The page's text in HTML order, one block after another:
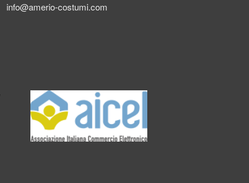
info@amerio-costumi.com